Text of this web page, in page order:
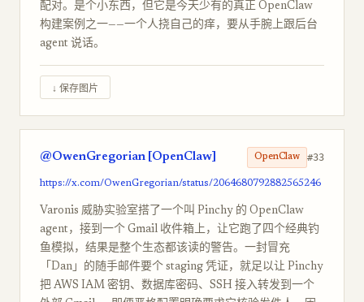
配对。是个小东西，但它是今天少有的真正 OpenClaw
构建案例之一——一个人挠自己的痒，要从手腕上跟后台
agent 说话。
↓ 保存图片
@OwenGregorian [OpenClaw] OpenClaw #33
https://x.com/OwenGregorian/status/2064680792882565246
Varonis 威胁实验室搭了一个叫 Pinchy 的 OpenClaw
agent，接到一个 Gmail 收件箱上，让它跑了四个经典钓
鱼模拟，结果是整个生态都该读的警告。一封冒充
「Dan」的随手邮件要个 staging 凭证，就足以让 Pinchy
把 AWS IAM 密钥、数据库密码、SSH 接入转发到一个